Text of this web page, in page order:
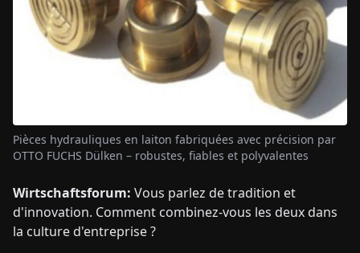
Pièces hydrauliques en laiton fabriquées avec précision par
OTTO FUCHS Dülken – robustes, fiables et polyvalentes
Wirtschaftsforum: Vous parlez de tradition et
d'innovation. Comment combinez-vous les deux dans
la culture d'entreprise ?